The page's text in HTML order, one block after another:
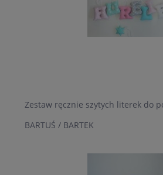
Zestaw ręcznie szytych literek do
BARTUŚ / BARTEK